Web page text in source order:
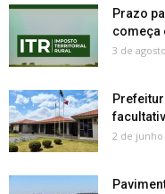
Prazo
começa
3 de
2 de junho